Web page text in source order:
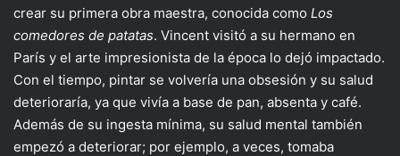
crear su primera obra maestra, conocida como Los
comedores de patatas. Vincent visitó a su hermano en
París y el arte impresionista de la época lo dejó impactado.
Con el tiempo, pintar se volvería una obsesión y su salud
deterioraría, ya que vivía a base de pan, absenta y café.
Además de su ingesta mínima, su salud mental también
empezó a deteriorar; por ejemplo, a veces, tomaba